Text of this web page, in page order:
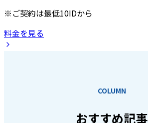
※ご契約は最低10IDから
料金を見る
COLUMN
おすすめ記事